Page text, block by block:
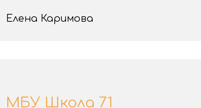
Елена Каримова
МБУ Школа 71